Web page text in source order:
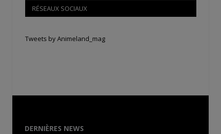
RÉSEAUX SOCIAUX
Tweets by Animeland_mag
DERNIÈRES NEWS